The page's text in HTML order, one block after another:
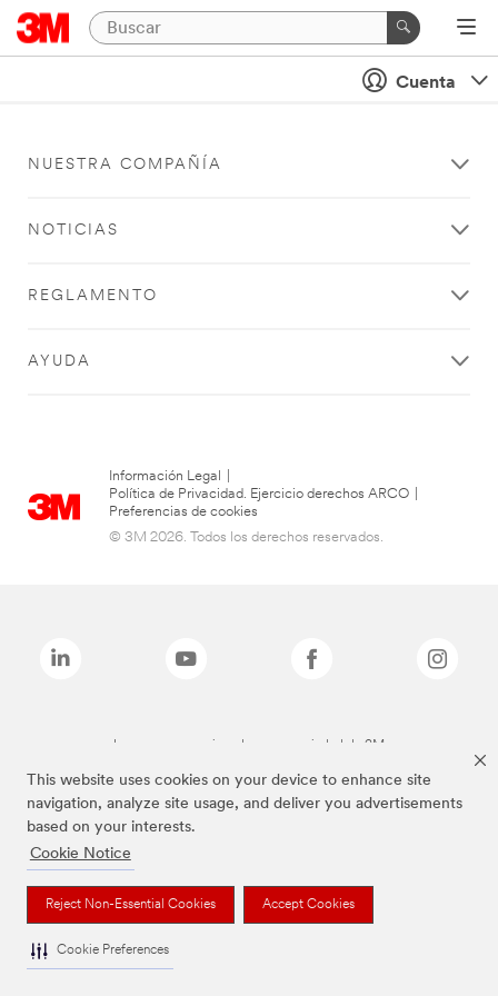
This website uses cookies on your device to enhance site
navigation, analyze site usage, and deliver you advertisements
based on your interests.
Cookie Notice
Reject Non-Essential Cookies Accept Cookies
Cookie Preferences
Cuenta
NUESTRA COMPAÑÍA
NOTICIAS
REGLAMENTO
AYUDA
Información Legal
Política de Privacidad. Ejercicio derechos ARCO
Preferencias de cookies
© 3M 2026. Todos los derechos reservados.
Las marcas mencionadas son propiedad de 3M